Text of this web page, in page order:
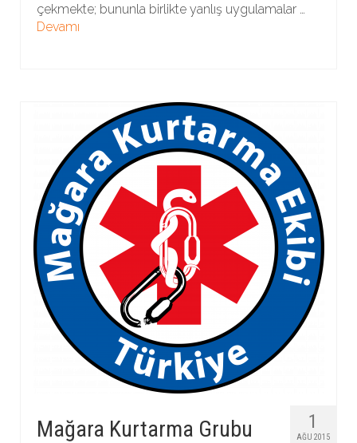
çekmekte; bununla birlikte yanlış uygulamalar …
Devamı
1
AĞU 2015
Mağara Kurtarma Grubu